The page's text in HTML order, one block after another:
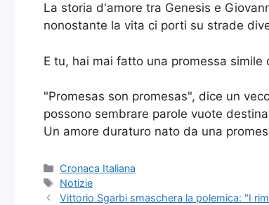
La storia d'amore tra Genesis e
nonostante la vita ci porti su strade
E tu, hai mai fatto una promessa
"Promesas son promesas", dice un
possono sembrare parole vuote
Un amore duraturo nato da una
Categorie
Cronaca Italiana
Tag
Notizie
Vittorio Sgarbi smaschera la polemica: "I